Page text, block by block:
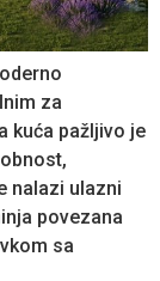
za
kuća pažljivo je
nalazi ulazni
povezana
sa